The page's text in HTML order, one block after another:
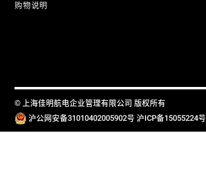
购物说明
© 上海佳明航电企业管理有限公司 版权所有
沪公网安备31010402005902号 沪ICP备15055224号